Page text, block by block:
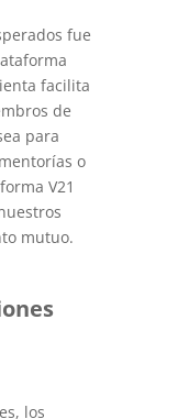
fue
facilita
de
para
o
V21
mutuo.
los